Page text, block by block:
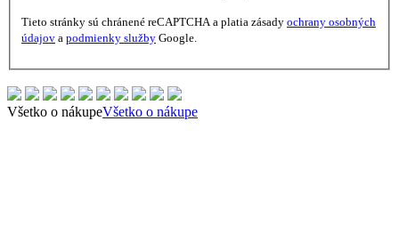
Tieto stránky sú chránené reCAPTCHA a platia zásady ochrany osobných
údajov a podmienky služby Google.
Všetko o nákupeVšetko o nákupe